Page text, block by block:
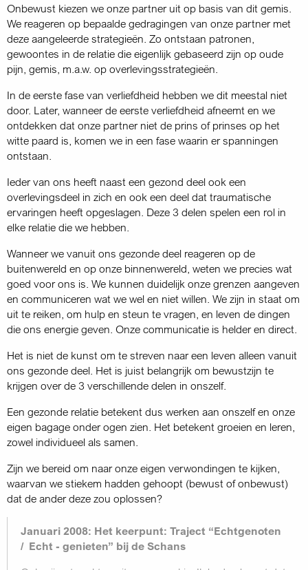
Onbewust kiezen we onze partner uit op basis van dit gemis.
We reageren op bepaalde gedragingen van onze partner met
deze aangeleerde strategieën. Zo ontstaan patronen,
gewoontes in de relatie die eigenlijk gebaseerd zijn op oude
pijn, gemis, m.a.w. op overlevings­strategieën.
In de eerste fase van verliefdheid hebben we dit meestal niet
door. Later, wanneer de eerste verliefdheid afneemt en we
ontdekken dat onze partner niet de prins of prinses op het
witte paard is, komen we in een fase waarin er spanningen
ontstaan.
Ieder van ons heeft naast een gezond deel ook een
overlevingsdeel in zich en ook een deel dat traumatische
ervaringen heeft opgeslagen. Deze 3 delen spelen een rol in
elke relatie die we hebben.
Wanneer we vanuit ons gezonde deel reageren op de
buitenwereld en op onze binnenwereld, weten we precies wat
goed voor ons is. We kunnen duidelijk onze grenzen aangeven
en communi­ceren wat we wel en niet willen. We zijn in staat om
uit te reiken, om hulp en steun te vragen, en leven de dingen
die ons energie geven. Onze communicatie is helder en direct.
Het is niet de kunst om te streven naar een leven alleen vanuit
ons gezonde deel. Het is juist belangrijk om bewust­zijn te
krijgen over de 3 verschillende delen in onszelf.
Een gezonde relatie betekent dus werken aan onszelf en onze
eigen bagage onder ogen zien. Het betekent groeien en leren,
zowel individueel als samen.
Zijn we bereid om naar onze eigen verwondingen te kijken,
waarvan we stiekem hadden gehoopt (bewust of onbewust)
dat de ander deze zou oplossen?
Januari 2008: Het keerpunt: Traject “Echtgenoten
/ Echt - genieten” bij de Schans